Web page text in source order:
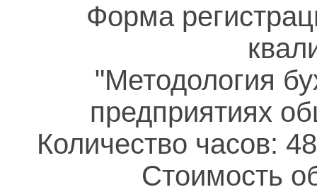
Форма
"Методология
предприятиях
Количество часов:
Стоимость